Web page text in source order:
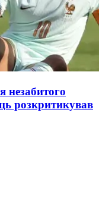
незабитого
розкритикував